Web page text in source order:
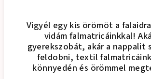
Vigyél egy kis örömöt a
vidám falmatricáinkkal!
gyerekszobát, akár a nappalit
feldobni, textil
könnyedén és örömmel